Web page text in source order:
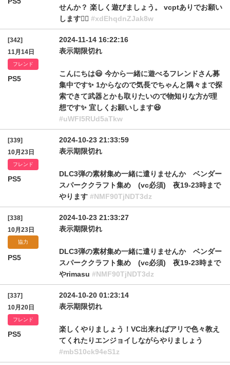
せんか？ 楽しく遊びましょう。 vcptありでお願い
します🙂‍↕️ #xdEhqdnZJak8w
[342]
11月14日
フレンド
PS5
2024-11-14 16:22:16
表示期限切れ
こんにちは😃 今から一緒に遊べるフレンドさん募
集中です✨ 1からなので気長でちゃんと隅々まで探
索できて武器とかも取りたいので物知りな方が理
想です✨ 宜しくお願いします😆
#uWFI5RUd5aTkw
[339]
10月23日
フレンド
PS5
2024-10-23 21:33:59
表示期限切れ
DLC3弾の素材集め一緒に遣りませんか ベンダー
スパーククラフト集め (vc必須) 夜19-23時まで
やります #NMF90TjNDT3dz
[338]
10月23日
協力
PS5
2024-10-23 21:33:27
表示期限切れ
DLC3弾の素材集め一緒に遣りませんか ベンダー
スパーククラフト集め (vc必須) 夜19-23時まで
やrimasu #NMF90TjNDT3dz
[337]
10月20日
フレンド
PS5
2024-10-20 01:23:14
表示期限切れ
楽しくやりましょう！VC出来ればアリで色々教え
てくれたりエンジョイしながらやりましょう
#mbS10ck94eS1z